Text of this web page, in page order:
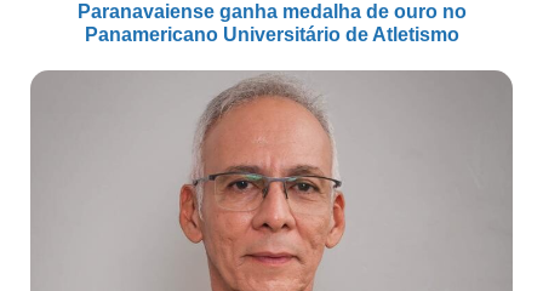
Paranavaiense ganha medalha de ouro no
Panamericano Universitário de Atletismo